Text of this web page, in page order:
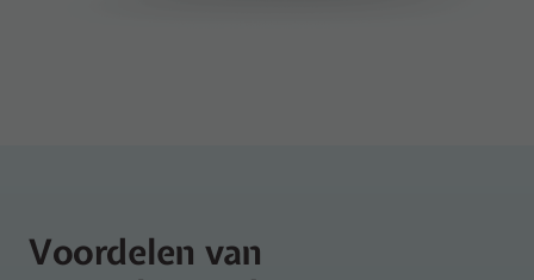
Voordelen van